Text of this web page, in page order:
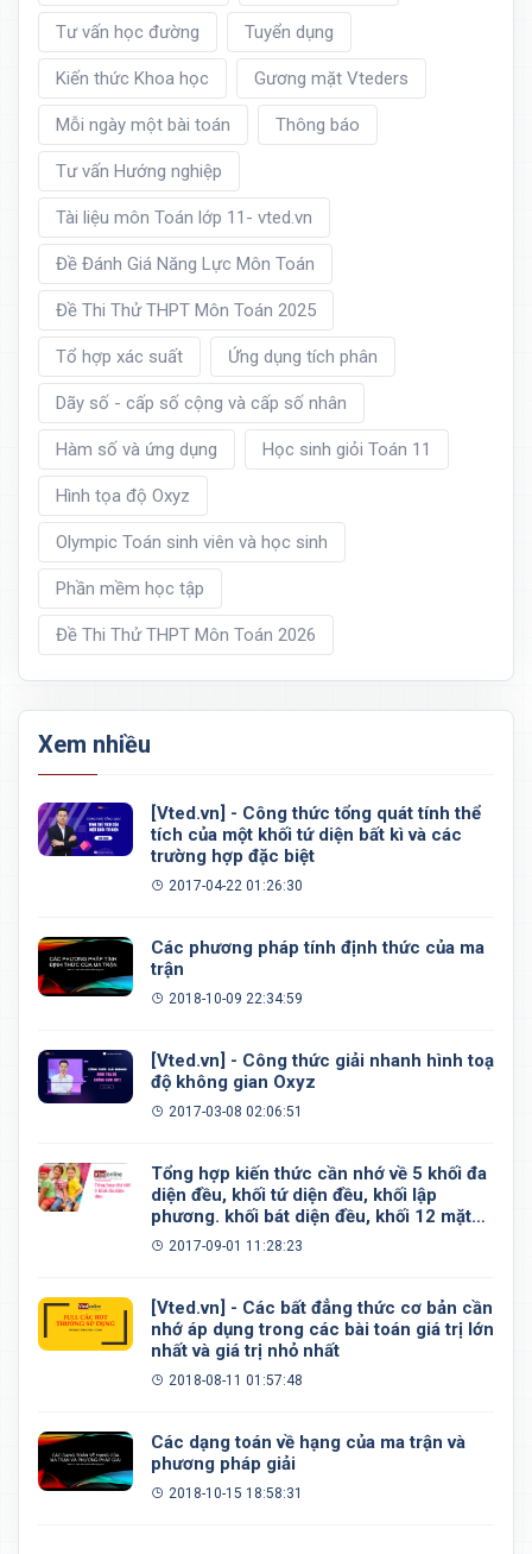
Tư vấn học đường Tuyển dụng
Kiến thức Khoa học Gương mặt Vteders
Mỗi ngày một bài toán Thông báo
Tư vấn Hướng nghiệp
Tài liệu môn Toán lớp 11- vted.vn
Đề Đánh Giá Năng Lực Môn Toán
Đề Thi Thử THPT Môn Toán 2025
Tổ hợp xác suất Ứng dụng tích phân
Dãy số - cấp số cộng và cấp số nhân
Hàm số và ứng dụng Học sinh giỏi Toán 11
Hình tọa độ Oxyz
Olympic Toán sinh viên và học sinh
Phần mềm học tập
Đề Thi Thử THPT Môn Toán 2026
Xem nhiều
[Vted.vn] - Công thức tổng quát tính thể
tích của một khối tứ diện bất kì và các
trường hợp đặc biệt
2017-04-22 01:26:30
Các phương pháp tính định thức của ma
trận
2018-10-09 22:34:59
[Vted.vn] - Công thức giải nhanh hình toạ
độ không gian Oxyz
2017-03-08 02:06:51
Tổng hợp kiến thức cần nhớ về 5 khối đa
diện đều, khối tứ diện đều, khối lập
phương. khối bát diện đều, khối 12 mặt
đều, khối 20 mặt đều
2017-09-01 11:28:23
[Vted.vn] - Các bất đẳng thức cơ bản cần
nhớ áp dụng trong các bài toán giá trị lớn
nhất và giá trị nhỏ nhất
2018-08-11 01:57:48
Các dạng toán về hạng của ma trận và
phương pháp giải
2018-10-15 18:58:31